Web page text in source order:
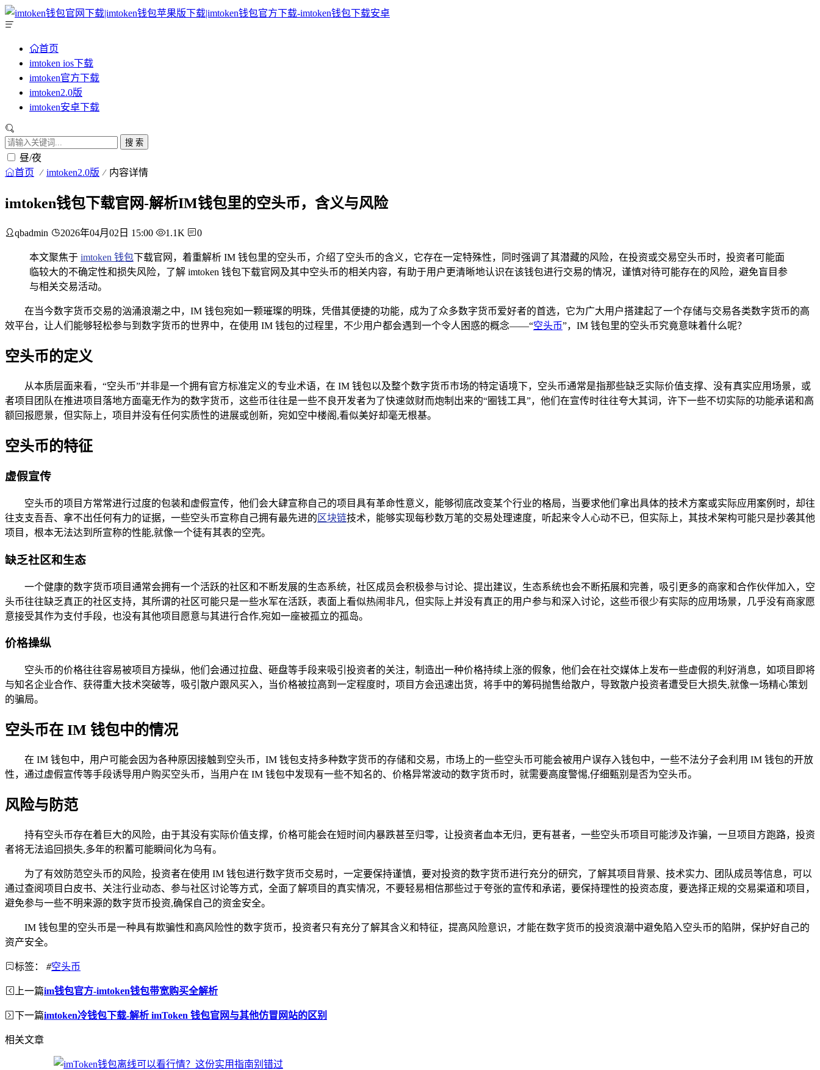
首页
imtoken ios下载
imtoken官方下载
imtoken2.0版
imtoken安卓下载
搜 索
昼/夜
首页 imtoken2.0版 内容详情
imtoken钱包下载官网-解析IM钱包里的空头币，含义与风险
qbadmin 2026年04月02日 15:00 1.1K 0
本文聚焦于 imtoken 钱包下载官网，着重解析 IM 钱包里的空头币，介绍了空头币的含义，它存在一定特殊性，同时强调了其潜藏的风险，在投资或交易空头币时，投资者可能面
临较大的不确定性和损失风险，了解 imtoken 钱包下载官网及其中空头币的相关内容，有助于用户更清晰地认识在该钱包进行交易的情况，谨慎对待可能存在的风险，避免盲目参
与相关交易活动。
在当今数字货币交易的汹涌浪潮之中，IM 钱包宛如一颗璀璨的明珠，凭借其便捷的功能，成为了众多数字货币爱好者的首选，它为广大用户搭建起了一个存储与交易各类数字货币的高
效平台，让人们能够轻松参与到数字货币的世界中，在使用 IM 钱包的过程里，不少用户都会遇到一个令人困惑的概念——“空头币”，IM 钱包里的空头币究竟意味着什么呢？
空头币的定义
从本质层面来看，“空头币”并非是一个拥有官方标准定义的专业术语，在 IM 钱包以及整个数字货币市场的特定语境下，空头币通常是指那些缺乏实际价值支撑、没有真实应用场景，或
者项目团队在推进项目落地方面毫无作为的数字货币，这些币往往是一些不良开发者为了快速敛财而炮制出来的“圈钱工具”，他们在宣传时往往夸大其词，许下一些不切实际的功能承诺和高
额回报愿景，但实际上，项目并没有任何实质性的进展或创新，宛如空中楼阁,看似美好却毫无根基。
空头币的特征
虚假宣传
空头币的项目方常常进行过度的包装和虚假宣传，他们会大肆宣称自己的项目具有革命性意义，能够彻底改变某个行业的格局，当要求他们拿出具体的技术方案或实际应用案例时，却往
往支支吾吾、拿不出任何有力的证据，一些空头币宣称自己拥有最先进的 区块链技术，能够实现每秒数万笔的交易处理速度，听起来令人心动不已，但实际上，其技术架构可能只是抄袭其他
项目，根本无法达到所宣称的性能,就像一个徒有其表的空壳。
缺乏社区和生态
一个健康的数字货币项目通常会拥有一个活跃的社区和不断发展的生态系统，社区成员会积极参与讨论、提出建议，生态系统也会不断拓展和完善，吸引更多的商家和合作伙伴加入，空
头币往往缺乏真正的社区支持，其所谓的社区可能只是一些水军在活跃，表面上看似热闹非凡，但实际上并没有真正的用户参与和深入讨论，这些币很少有实际的应用场景，几乎没有商家愿
意接受其作为支付手段，也没有其他项目愿意与其进行合作,宛如一座被孤立的孤岛。
价格操纵
空头币的价格往往容易被项目方操纵，他们会通过拉盘、砸盘等手段来吸引投资者的关注，制造出一种价格持续上涨的假象，他们会在社交媒体上发布一些虚假的利好消息，如项目即将
与知名企业合作、获得重大技术突破等，吸引散户跟风买入，当价格被拉高到一定程度时，项目方会迅速出货，将手中的筹码抛售给散户，导致散户投资者遭受巨大损失,就像一场精心策划
的骗局。
空头币在 IM 钱包中的情况
在 IM 钱包中，用户可能会因为各种原因接触到空头币，IM 钱包支持多种数字货币的存储和交易，市场上的一些空头币可能会被用户误存入钱包中，一些不法分子会利用 IM 钱包的开放
性，通过虚假宣传等手段诱导用户购买空头币，当用户在 IM 钱包中发现有一些不知名的、价格异常波动的数字货币时，就需要高度警惕,仔细甄别是否为空头币。
风险与防范
持有空头币存在着巨大的风险，由于其没有实际价值支撑，价格可能会在短时间内暴跌甚至归零，让投资者血本无归，更有甚者，一些空头币项目可能涉及诈骗，一旦项目方跑路，投资
者将无法追回损失,多年的积蓄可能瞬间化为乌有。
为了有效防范空头币的风险，投资者在使用 IM 钱包进行数字货币交易时，一定要保持谨慎，要对投资的数字货币进行充分的研究，了解其项目背景、技术实力、团队成员等信息，可以
通过查阅项目白皮书、关注行业动态、参与社区讨论等方式，全面了解项目的真实情况，不要轻易相信那些过于夸张的宣传和承诺，要保持理性的投资态度，要选择正规的交易渠道和项目，
避免参与一些不明来源的数字货币投资,确保自己的资金安全。
IM 钱包里的空头币是一种具有欺骗性和高风险性的数字货币，投资者只有充分了解其含义和特征，提高风险意识，才能在数字货币的投资浪潮中避免陷入空头币的陷阱，保护好自己的
资产安全。
标签： #空头币
上一篇im钱包官方-imtoken钱包带宽购买全解析
下一篇imtoken冷钱包下载-解析 imToken 钱包官网与其他仿冒网站的区别
相关文章